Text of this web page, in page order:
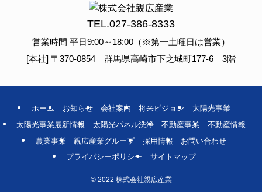
TEL.027-386-8333
営業時間 平日9:00～18:00（※第一土曜日は営業）
[本社] 〒370-0854 群馬県高崎市下之城町177-6 3階
ホーム お知らせ 会社案内 将来ビジョン
太陽光事業
太陽光事業最新情報
太陽光パネル洗浄 不動産事業
不動産情報
農業事業
親広産業グループ 採用情報
お問い合わせ
プライバシーポリシー
サイトマップ
©2022 株式会社親広産業